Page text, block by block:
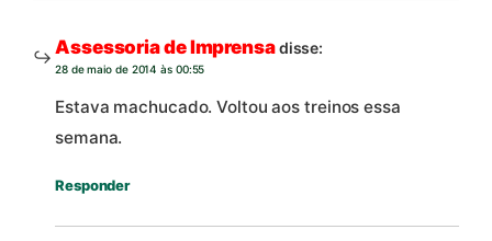
Assessoria de Imprensadisse:
28 de maio de 2014 às 00:55
Estava machucado. Voltou aos treinos essa
semana.
Responder